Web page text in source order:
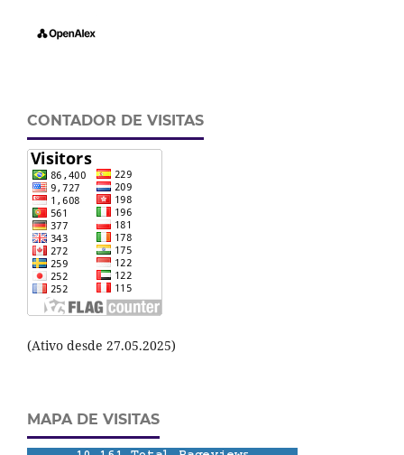
CONTADOR DE VISITAS
(Ativo desde 27.05.2025)
MAPA DE VISITAS